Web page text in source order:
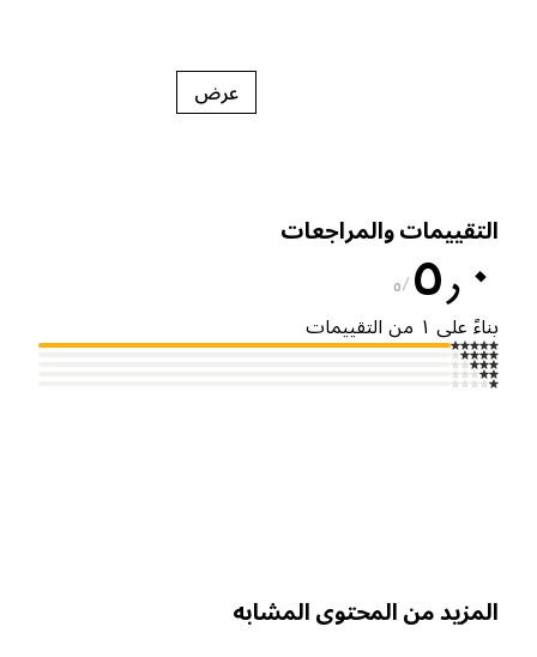
عرض
والمراجعات
٥
على ١ من التقييمات
من المحتوى المشابه